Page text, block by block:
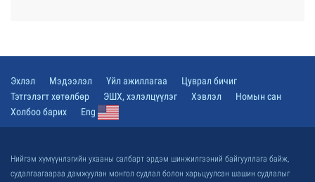
Эхлэл Мэдээлэл Үйл ажиллагаа
Цуврал бичиг
Тэтгэлэгт хөтөлбөр
ЭШХ, хэлэлцүүлэг Хэвлэл
Номын сан
Холбоо барих
Eng
Нийгэм хүмүүнлэгийн ухааны салбарт эрдэм шинжилгээний байгууллага байж,
судалгаагаараа дамжуулан монгол судлал болон харьцуулсан шашин судлалыг